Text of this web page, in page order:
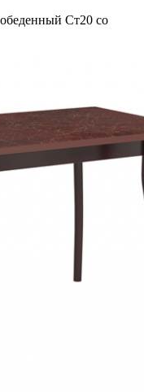
Ст20 со